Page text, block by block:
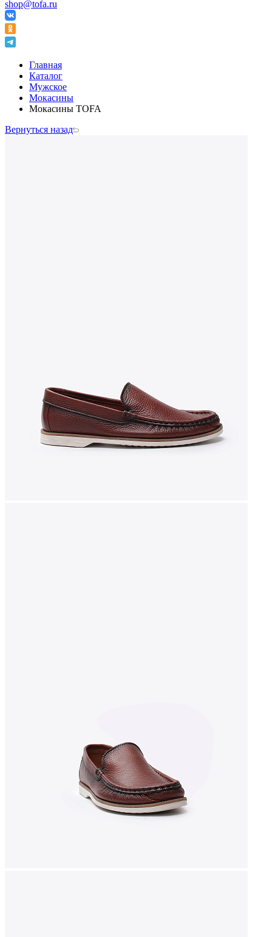
shop@tofa.ru
Главная
Каталог
Мужское
Мокасины
Мокасины TOFA
Вернуться назад